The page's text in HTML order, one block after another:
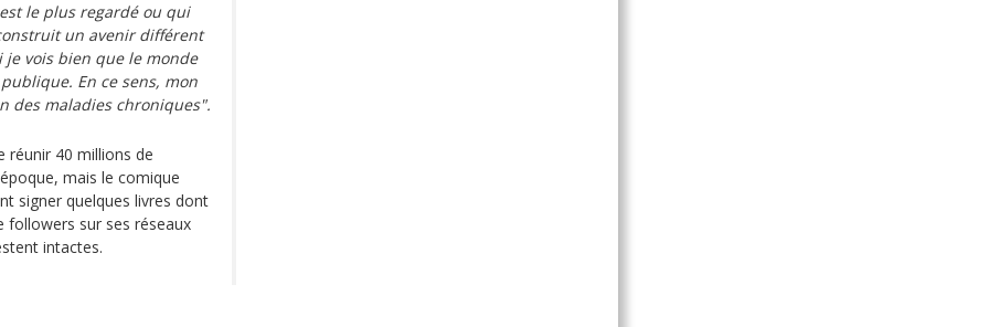
le plus regardé ou qui
un avenir différent
je vois bien que le monde
En ce sens, mon
des maladies chroniques".
réunir 40 millions de
mais le comique
signer quelques livres dont
followers sur ses réseaux
intactes.